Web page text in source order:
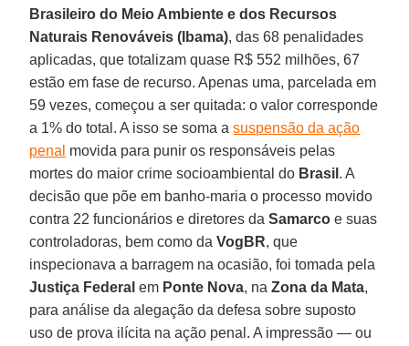
Brasileiro do Meio Ambiente e dos Recursos
Naturais Renováveis (Ibama), das 68 penalidades
aplicadas, que totalizam quase R$ 552 milhões, 67
estão em fase de recurso. Apenas uma, parcelada em
59 vezes, começou a ser quitada: o valor corresponde
a 1% do total. A isso se soma asuspensão da ação
penal movida para punir os responsáveis pelas
mortes do maior crime socioambiental do Brasil . A
decisão que põe em banho-maria o processo movido
contra 22 funcionários e diretores daSamarco e suas
controladoras, bem como daVogBR, que
inspecionava a barragem na ocasião, foi tomada pela
Justiça Federal em Ponte Nova, naZona da Mata,
para análise da alegação da defesa sobre suposto
uso de prova ilícita na ação penal. A impressão — ou